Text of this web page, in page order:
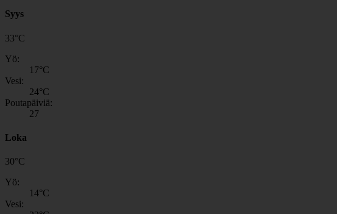
Syys
33°C
Yö:
17°C
Vesi:
24°C
Poutapäiviä:
27
Loka
30°C
Yö:
14°C
Vesi: